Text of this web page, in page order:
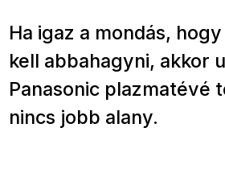
Ha igaz a mondás,
kell abbahagyni, akkor
Panasonic plazmatévé
nincs jobb alany.